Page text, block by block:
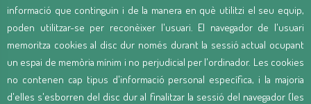
informació que continguin i de la manera en què utilitzi el seu equip,
poden utilitzar-se per reconèixer l'usuari. El navegador de l'usuari
memoritza cookies al disc dur només durant la sessió actual ocupant
un espai de memòria mínim i no perjudicial per l'ordinador. Les cookies
no contenen cap tipus d'informació personal específica, i la majoria
d'elles s'esborren del disc dur al finalitzar la sessió del navegador (les